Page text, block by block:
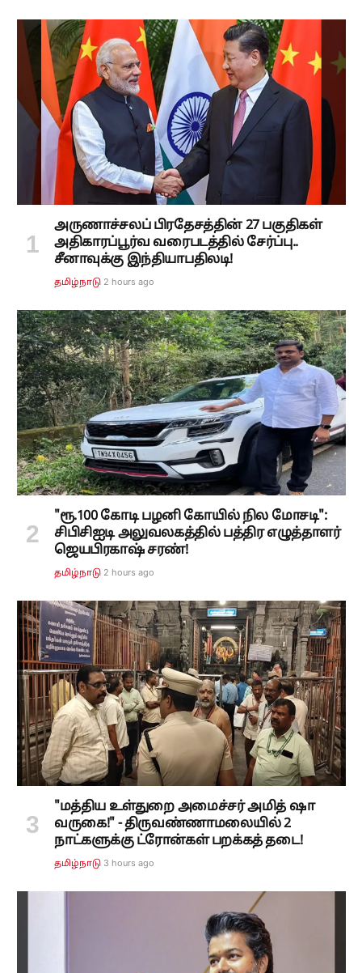
அருணாச்சலப் பிரதேசத்தின் 27 பகுதிகள்
அதிகாரப்பூர்வ வரைபடத்தில் சேர்ப்பு..
சீனாவுக்கு இந்தியாபதிலடி!
தமிழ்நாடு 2 hours ago
"ரூ.100 கோடி பழனி கோயில் நில மோசடி":
சிபிசிஐடி அலுவலகத்தில் பத்திர எழுத்தாளர்
ஜெயபிரகாஷ் சரண்!
தமிழ்நாடு 2 hours ago
"மத்திய உள்துறை அமைச்சர் அமித் ஷா
வருகை!" - திருவண்ணாமலையில் 2
நாட்களுக்கு ட்ரோன்கள் பறக்கத் தடை!
தமிழ்நாடு 3 hours ago